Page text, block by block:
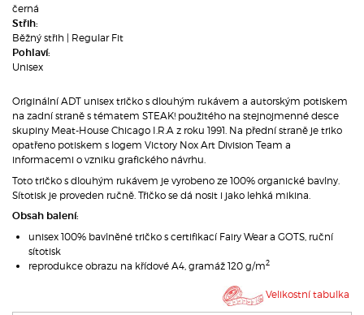
černá
Střih:
Běžný střih | Regular Fit
Pohlaví:
Unisex
Originální ADT unisex tričko s dlouhým rukávem a autorským potiskem
na zadní straně s tématem STEAK! použitého na stejnojmenné desce
skupiny Meat-House Chicago I.R.A z roku 1991. Na přední straně je triko
opatřeno potiskem s logem Victory Nox Art Division Team a
informacemi o vzniku grafického návrhu.
Toto tričko s dlouhým rukávem je vyrobeno ze 100% organické bavlny.
Sítotisk je proveden ručně. Třičko se dá nosit i jako lehká mikina.
Obsah balení:
unisex 100% bavlněné tričko s certifikací Fairy Wear a GOTS, ruční
sítotisk
reprodukce obrazu na křídové A4, gramáž 120 g/m2
Velikostní tabulka